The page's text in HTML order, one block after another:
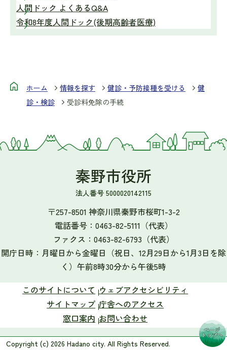
人間ドック よくあるQ&A
令和8年度人間ドック(後期高齢者医療)
ホーム 情報を探す 健診・予防接種を受ける
健
診・検診
受診料免除の手続
秦野市役所
法人番号 5000020142115
〒257-8501 神奈川県秦野市桜町1-3-2
電話番号： 0463-82-5111 （代表）
ファクス： 0463-82-6793 （代表）
開庁日時：月曜日から金曜日（祝日、12月29日から1月3日を除
く）午前8時30分から午後5時
このサイトについて ウェブアクセシビリティ
サイトマップ 庁舎へのアクセス
窓口案内 お問い合わせ
Copyright (c) 2026 Hadano city. All Rights Reserved.